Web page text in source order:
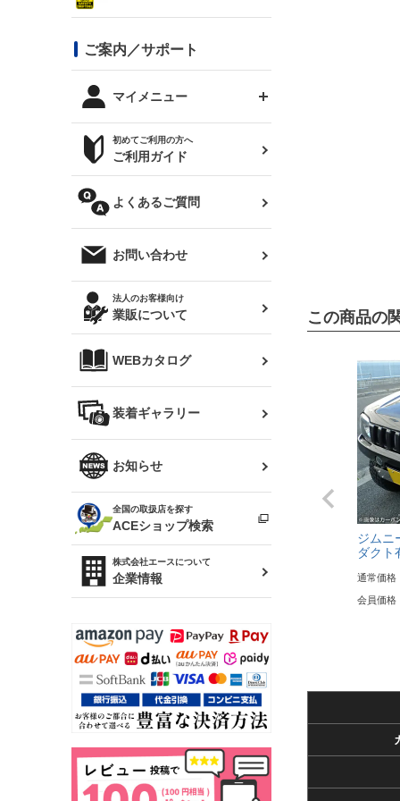
スタイリッシュライン
ボンネット
カナード
外装・補修パーツ
オリジンアーム(足回り)
レンズ
マフラー
リアウイング
リアゲート
メンテナンスパーツ
DTM:exclusive
まつど家 鉄八
JZX110 マークⅡ
ハイエース
レビン
トレノ
マークX
クラウン
クラウンマジェスタ
アリスト
ソアラ
アルテッツァ
プロボックス
RAV4
シルビア S14 前期
シルビア S15
180SX
ワンビア
Z32 フェアレディZ
R34 スカイライン
スカイライン
（ER34/R33/ECR33/R32）
キャラバン
ローレル
セフィーロ
RX-7
スバル
BRZ
レクサス
三菱
デリカ D:5
軽自動車
汎用
コンバットアイ用ライト
オプションタイヤ
サマータイヤ
ジムニー用タイヤ
ハイエース・バン用タイ
ホイールナット
ステッカー
トップス(半袖)
トップス(長袖)
パーカー
オーバーオール(つなぎ)
タオル
帽子
バッグ
ファッション小物
雑貨・ステーショナリー
ベビー用品
ご案内／サポート
マイメニュー
ログインする
お気に入りリスト
クーポンを見る
閲覧履歴
ニュースレターお申し込み
初めてご利用の方へ
ご利用ガイド
よくあるご質問
お問い合わせ
法人のお客様向け
業販について
WEBカタログ
装着ギャラリー
お知らせ
全国の取扱店を探す
ACEショップ検索
株式会社エースについて
企業情報
この商品の
ジムニ
ダクト
通常価格
会員価格